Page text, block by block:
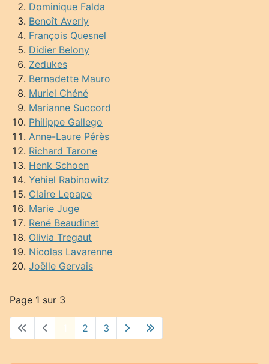
Dominique Falda
Benoît Averly
François Quesnel
Didier Belony
Zedukes
Bernadette Mauro
Muriel Chéné
Marianne Succord
Philippe Gallego
Anne-Laure Pérès
Richard Tarone
Henk Schoen
Yehiel Rabinowitz
Claire Lepape
Marie Juge
René Beaudinet
Olivia Tregaut
Nicolas Lavarenne
Joëlle Gervais
Page 1 sur 3
2 3